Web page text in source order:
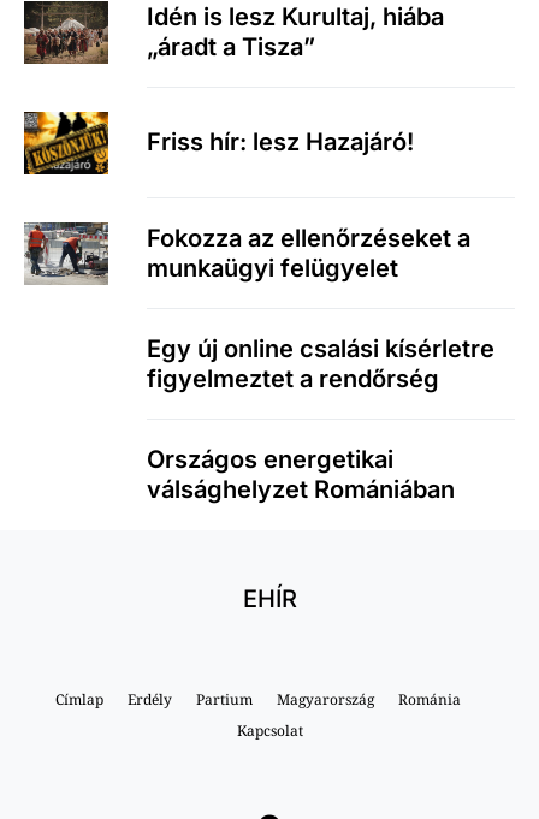
Idén is lesz Kurultaj, hiába
„áradt a Tisza”
Friss hír: lesz Hazajáró!
Fokozza az ellenőrzéseket a
munkaügyi felügyelet
Egy új online csalási kísérletre
figyelmeztet a rendőrség
Országos energetikai
válsághelyzet Romániában
EHÍR
Címlap Erdély Partium Magyarország
Románia
Kapcsolat